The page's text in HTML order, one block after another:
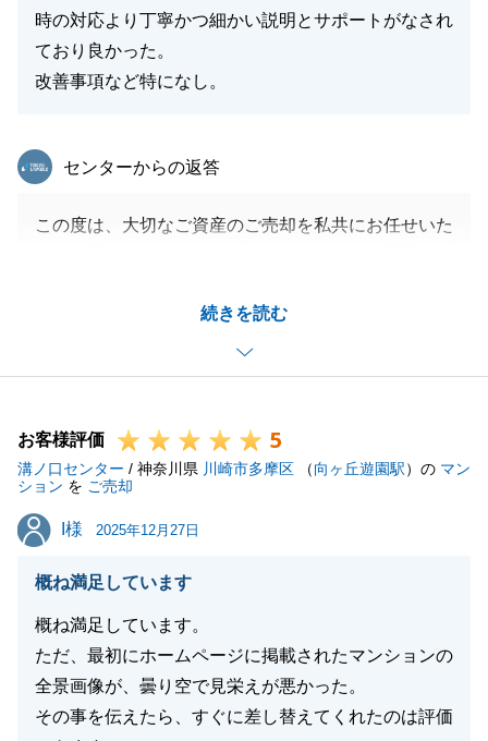
ー」を思い出していただければ幸いです。
時の対応より丁寧かつ細かい説明とサポートがなされ
ており良かった。
改善事項など特になし。
続きを読む
東急リバブル
センターからの返答
この度は、大切なご資産のご売却を私共にお任せいた
としてこれほど光栄なことはございません。
今回は3社の中から、査定額の高さだけでなく、私共
の「説明のスピード」と「サポートの質」を評価して
査定価格は高ければ良いというものではなく、「なぜ
その価格なのか」という明確な根拠と、それを実現さ
せるためのスピード感ある活動が成約への近道だと考
えております。
客様の期待にお応えできたことが、何よりの喜びで
す。
以前のご縁があった際よりも「丁寧で細かい説明」と
感じていただけたことは、私自身が目指す「常に進化
し続けるサービス」を評価いただけたようで、大きな
お客様評価 5
溝ノ口センター / 神奈川県 川崎市多摩区 （向ヶ丘遊園駅）の マン
ション を ご売却
I様
I様 2025年12月27日
概ね満足しています
概ね満足しています。
ただ、最初にホームページに掲載されたマンションの
全景画像が、曇り空で見栄えが悪かった。
その事を伝えたら、すぐに差し替えてくれたのは評価